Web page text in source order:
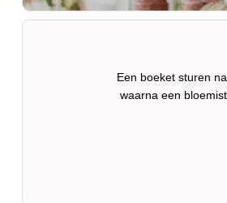
Een boeket sturen
waarna een